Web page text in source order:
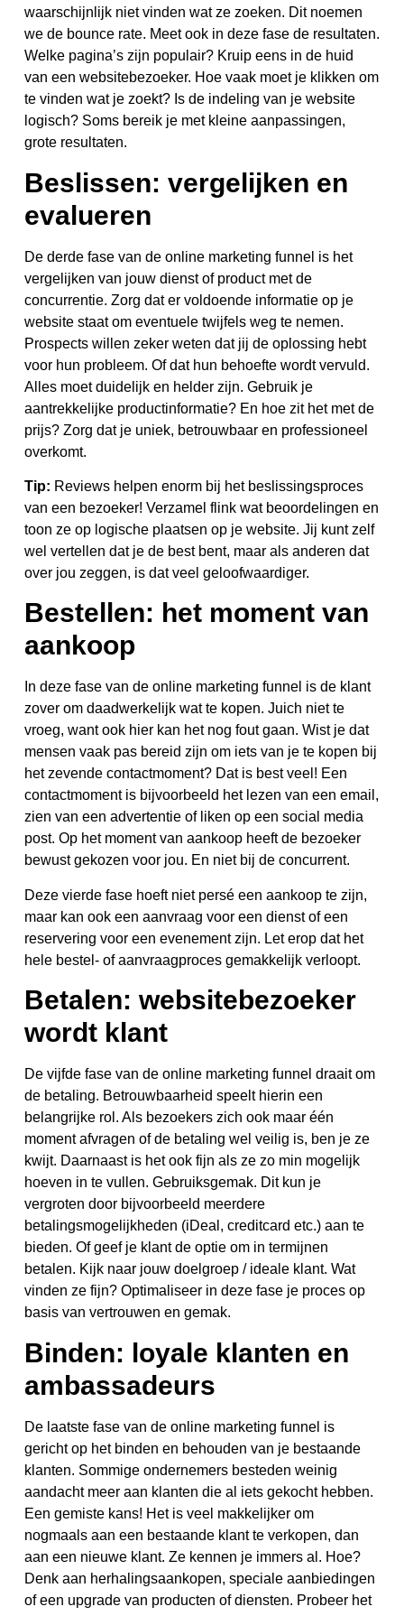
waarschijnlijk niet vinden wat ze zoeken. Dit noemen
we de bounce rate. Meet ook in deze fase de resultaten.
Welke pagina’s zijn populair? Kruip eens in de huid
van een websitebezoeker. Hoe vaak moet je klikken om
te vinden wat je zoekt? Is de indeling van je website
logisch? Soms bereik je met kleine aanpassingen,
grote resultaten.
Beslissen: vergelijken en
evalueren
De derde fase van de online marketing funnel is het
vergelijken van jouw dienst of product met de
concurrentie. Zorg dat er voldoende informatie op je
website staat om eventuele twijfels weg te nemen.
Prospects willen zeker weten dat jij de oplossing hebt
voor hun probleem. Of dat hun behoefte wordt vervuld.
Alles moet duidelijk en helder zijn. Gebruik je
aantrekkelijke productinformatie? En hoe zit het met de
prijs? Zorg dat je uniek, betrouwbaar en professioneel
overkomt.
Tip: Reviews helpen enorm bij het beslissingsproces
van een bezoeker! Verzamel flink wat beoordelingen en
toon ze op logische plaatsen op je website. Jij kunt zelf
wel vertellen dat je de best bent, maar als anderen dat
over jou zeggen, is dat veel geloofwaardiger.
Bestellen: het moment van
aankoop
In deze fase van de online marketing funnel is de klant
zover om daadwerkelijk wat te kopen. Juich niet te
vroeg, want ook hier kan het nog fout gaan. Wist je dat
mensen vaak pas bereid zijn om iets van je te kopen bij
het zevende contactmoment? Dat is best veel! Een
contactmoment is bijvoorbeeld het lezen van een email,
zien van een advertentie of liken op een social media
post. Op het moment van aankoop heeft de bezoeker
bewust gekozen voor jou. En niet bij de concurrent.
Deze vierde fase hoeft niet persé een aankoop te zijn,
maar kan ook een aanvraag voor een dienst of een
reservering voor een evenement zijn. Let erop dat het
hele bestel- of aanvraagproces gemakkelijk verloopt.
Betalen: websitebezoeker
wordt klant
De vijfde fase van de online marketing funnel draait om
de betaling. Betrouwbaarheid speelt hierin een
belangrijke rol. Als bezoekers zich ook maar één
moment afvragen of de betaling wel veilig is, ben je ze
kwijt. Daarnaast is het ook fijn als ze zo min mogelijk
hoeven in te vullen. Gebruiksgemak. Dit kun je
vergroten door bijvoorbeeld meerdere
betalingsmogelijkheden (iDeal, creditcard etc.) aan te
bieden. Of geef je klant de optie om in termijnen
betalen. Kijk naar jouw doelgroep / ideale klant. Wat
vinden ze fijn? Optimaliseer in deze fase je proces op
basis van vertrouwen en gemak.
Binden: loyale klanten en
ambassadeurs
De laatste fase van de online marketing funnel is
gericht op het binden en behouden van je bestaande
klanten. Sommige ondernemers besteden weinig
aandacht meer aan klanten die al iets gekocht hebben.
Een gemiste kans! Het is veel makkelijker om
nogmaals aan een bestaande klant te verkopen, dan
aan een nieuwe klant. Ze kennen je immers al. Hoe?
Denk aan herhalingsaankopen, speciale aanbiedingen
of een upgrade van producten of diensten. Probeer het